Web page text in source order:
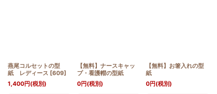
燕尾コルセットの型
紙 レディース [609]
1,400円(税別)
【無料】ナースキャッ
プ・看護帽の型紙
0円(税別)
【無料】お箸入れの型
紙
0円(税別)